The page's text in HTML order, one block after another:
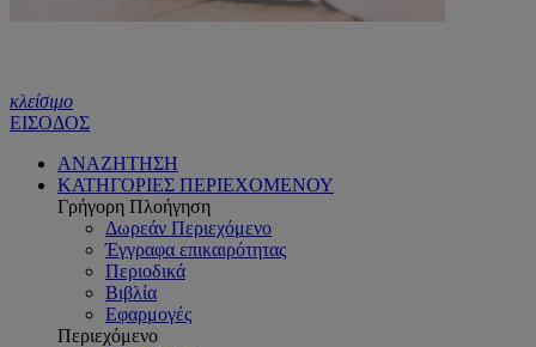
κλείσιμο
ΕΙΣΟΔΟΣ
ΑΝΑΖΗΤΗΣΗ
ΚΑΤΗΓΟΡΙΕΣ ΠΕΡΙΕΧΟΜΕΝΟΥ
Γρήγορη Πλοήγηση
Δωρεάν Περιεχόμενο
Έγγραφα επικαιρότητας
Περιοδικά
Βιβλία
Εφαρμογές
Περιεχόμενο